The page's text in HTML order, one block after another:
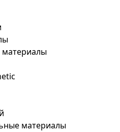
материалы
материалы